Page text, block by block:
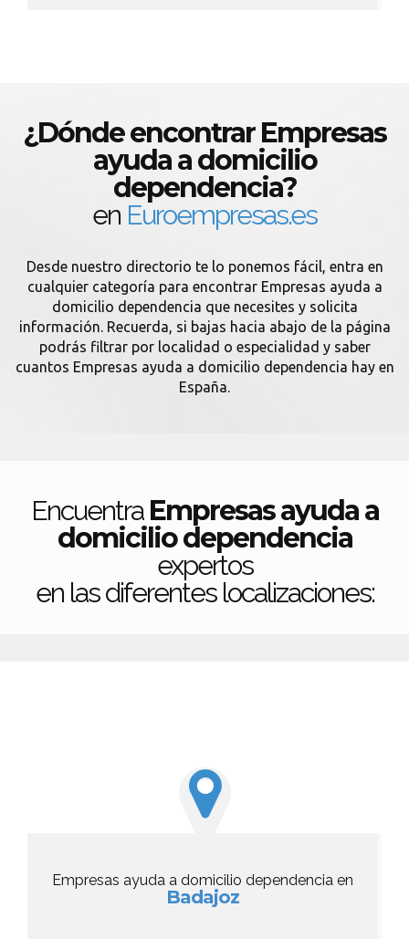
¿Dónde encontrar Empresas
ayuda a domicilio
dependencia?
en Euroempresas.es
Desde nuestro directorio te lo ponemos fácil, entra en
cualquier categoría para encontrar Empresas ayuda a
domicilio dependencia que necesites y solicita
información. Recuerda, si bajas hacia abajo de la página
podrás filtrar por localidad o especialidad y saber
cuantos Empresas ayuda a domicilio dependencia hay en
España.
Encuentra Empresas ayuda a
domicilio dependencia
expertos
en las diferentes localizaciones:
Empresas ayuda a domicilio dependencia en
Badajoz